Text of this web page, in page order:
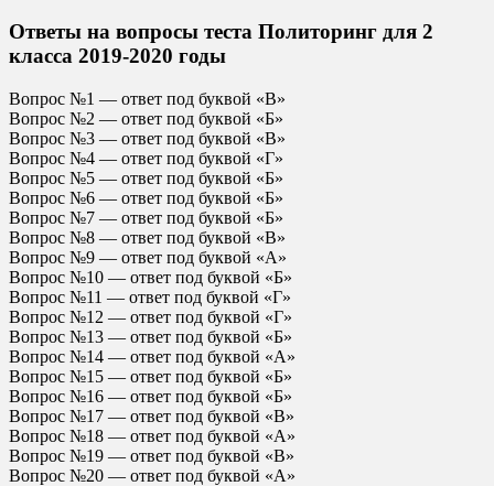
Ответы на вопросы теста Политоринг для 2
класса 2019-2020 годы
Вопрос №1 — ответ под буквой «В»
Вопрос №2 — ответ под буквой «Б»
Вопрос №3 — ответ под буквой «В»
Вопрос №4 — ответ под буквой «Г»
Вопрос №5 — ответ под буквой «Б»
Вопрос №6 — ответ под буквой «Б»
Вопрос №7 — ответ под буквой «Б»
Вопрос №8 — ответ под буквой «В»
Вопрос №9 — ответ под буквой «А»
Вопрос №10 — ответ под буквой «Б»
Вопрос №11 — ответ под буквой «Г»
Вопрос №12 — ответ под буквой «Г»
Вопрос №13 — ответ под буквой «Б»
Вопрос №14 — ответ под буквой «А»
Вопрос №15 — ответ под буквой «Б»
Вопрос №16 — ответ под буквой «Б»
Вопрос №17 — ответ под буквой «В»
Вопрос №18 — ответ под буквой «А»
Вопрос №19 — ответ под буквой «В»
Вопрос №20 — ответ под буквой «А»